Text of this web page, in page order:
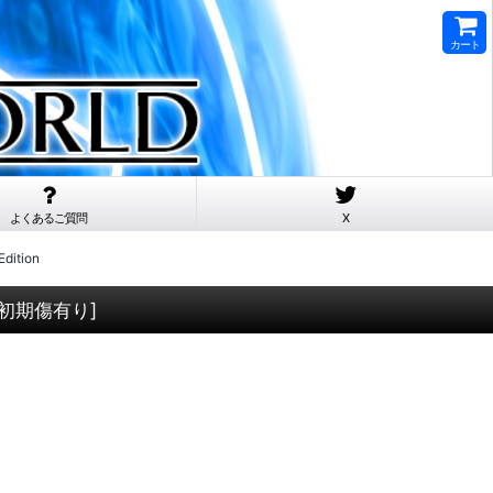
カート
よくあるご質問 X
期傷有り]